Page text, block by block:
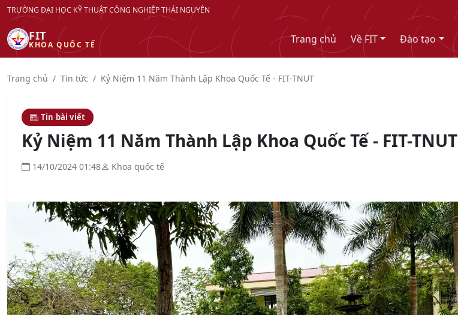
TRƯỜNG ĐẠI HỌC KỸ THUẬT CÔNG NGHIỆP THÁI NGUYÊN
FIT
KHOA QUỐC TẾ Trang chủ Về FIT Đào tạo
Trang chủ Tin tức Kỷ Niệm 11 Năm Thành Lập Khoa Quốc Tế - FIT-TNUT
Tin bài viết
Kỷ Niệm 11 Năm Thành Lập Khoa Quốc Tế - FIT-TNUT
14/10/2024 01:48 Khoa quốc tế